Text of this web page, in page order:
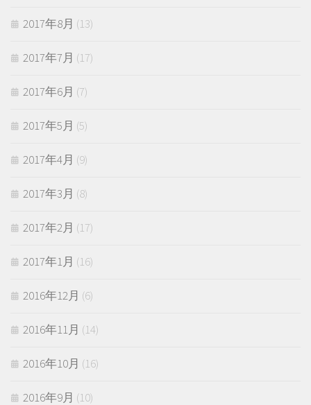
2017年8月 (13)
2017年7月 (17)
2017年6月 (7)
2017年5月 (5)
2017年4月 (9)
2017年3月 (8)
2017年2月 (17)
2017年1月 (16)
2016年12月 (6)
2016年11月 (14)
2016年10月 (16)
2016年9月 (10)